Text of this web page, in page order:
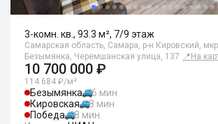
3-комн. кв., 93.3 м², 7/9 этаж
Самарская область, Самара, р-н Кировский,
Безымянка, Черемшанская улица, 137 📍 На
10 700 000 ₽
114 684 ₽/м²
Безымянка
6 мин
Кировская
8 мин
Победа
8 мин